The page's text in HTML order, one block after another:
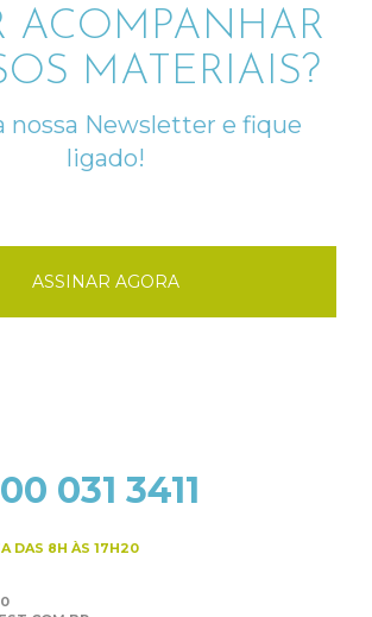
ACOMPANHAR
MATERIAIS?
nossa Newsletter e fique
ligado!
ASSINAR AGORA
031 3411
DAS 8H ÀS 17H20